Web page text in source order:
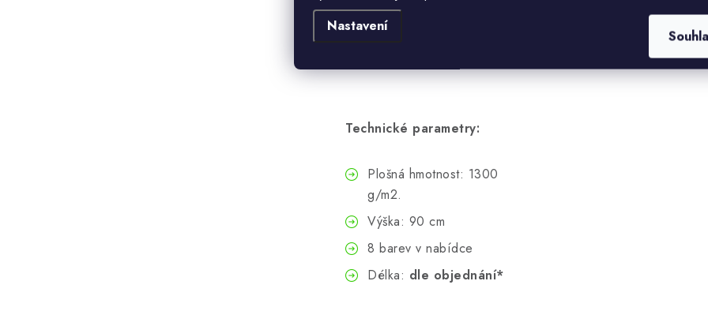
Nastavení
Vydrží mnoho let
Technické parametry:
Plošná hmotnost: 1300
g/m2.
Výška: 90 cm
8 barev v nabídce
Délka: dle objednání*